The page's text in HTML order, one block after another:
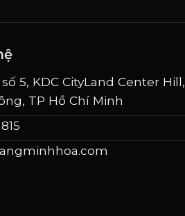
5, KDC CityLand Center Hill,
TP Hồ Chí Minh